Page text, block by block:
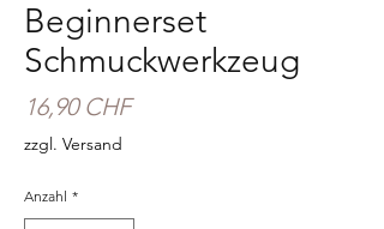
Beginnerset
Schmuckwerkzeug
16,90 CHFPreis
zzgl. Versand
Anzahl *